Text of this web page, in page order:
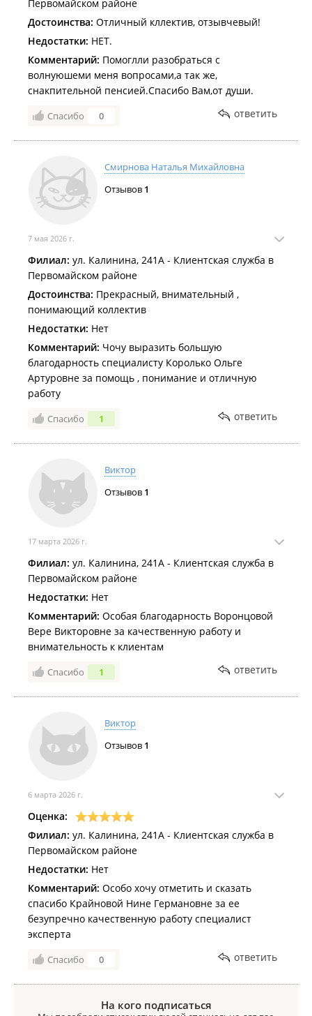
Первомайском районе
Достоинства: Отличный кллектив, отзывчевый!
Недостатки: НЕТ.
Комментарий: Помоглли разобраться с
волнуюшеми меня вопросами,а так же,
снакпительной пенсией.Спасибо Вам,от души.
Спасибо 0 ответить
Смирнова Наталья Михайловна
Отзывов 1
7 мая 2026 г.
Филиал: ул. Калинина, 241А - Клиентская служба в
Первомайском районе
Достоинства: Прекрасный, внимательный ,
понимающий коллектив
Недостатки: Нет
Комментарий: Чочу выразить большую
благодарность специалисту Королько Ольге
Артуровне за помощь , понимание и отличную
работу
Спасибо 1 ответить
Виктор
Отзывов 1
17 марта 2026 г.
Филиал: ул. Калинина, 241А - Клиентская служба в
Первомайском районе
Недостатки: Нет
Комментарий: Особая благодарность Воронцовой
Вере Викторовне за качественную работу и
внимательность к клиентам
Спасибо 1 ответить
Виктор
Отзывов 1
6 марта 2026 г.
Оценка:
Филиал: ул. Калинина, 241А - Клиентская служба в
Первомайском районе
Недостатки: Нет
Комментарий: Особо хочу отметить и сказать
спасибо Крайновой Нине Германовне за ее
безупречно качественную работу специалист
эксперта
Спасибо 0 ответить
На кого подписаться